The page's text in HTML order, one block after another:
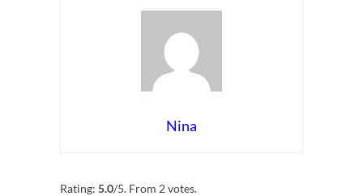
Nina
Rating: 5.0/5. From 2 votes.